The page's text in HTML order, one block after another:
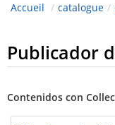
Accueil / catalogue /
Publicador
Contenidos con